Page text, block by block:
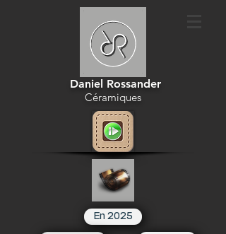
Daniel Rossander
Céramiques
En 2025